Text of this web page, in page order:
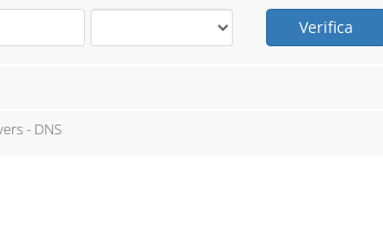
Verifica
- DNS